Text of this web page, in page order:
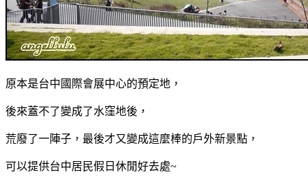
原本是台中國際會展中心的預定地，
後來蓋不了變成了水窪地後，
荒廢了一陣子，最後才又變成這麼棒的戶外新景點，
可以提供台中居民假日休閒好去處~